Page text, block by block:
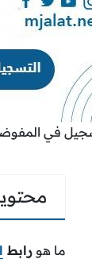
في
ما هو رابط